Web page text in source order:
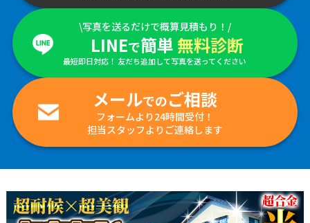
\写真を送るだけで概算見積もり！/
LINEで簡単 無料診断
最短即日対応！ 友だち追加して写真を送ってください
メールでのご相談
フォームより24時間受付！
担当スタッフよりご連絡します